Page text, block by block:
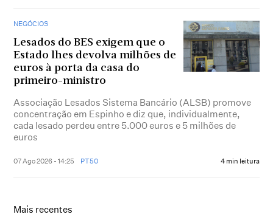
NEGÓCIOS
Lesados do BES exigem que o
Estado lhes devolva milhões de
euros à porta da casa do
primeiro-ministro
Associação Lesados Sistema Bancário (ALSB) promove
concentração em Espinho e diz que, individualmente,
cada lesado perdeu entre 5.000 euros e 5 milhões de
euros
07 Ago 2026 - 14:25 PT50 4 min leitura
Mais recentes